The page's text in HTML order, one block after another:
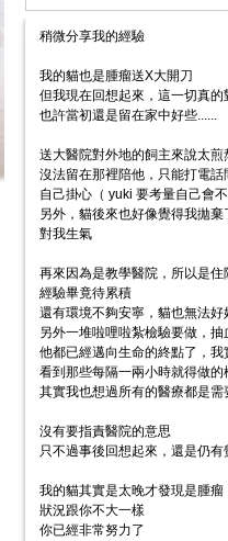
稍微分享我的經驗
我的貓也是腫瘤送X大開刀
但我現在回想起來，這一切真的
也許當初還是留在家中好些......
送大醫院對外地的飼主來說太煎
沒法留在那裡陪他，只能打電話
自己掛心（ yuki 要考量自己會
另外，貓後來也好像覺得我拋棄
對我生氣
再來因為是教學醫院，所以是
經驗畢竟待累積
還有環境不夠安寧，貓也無法好
另外一堆啦哩啦紮檢驗要做，抽
他都已經邁向生命的終點了，
看到那些每隔一兩小時就得做的
其實我也想過所有的醫療都是
沒有要指責醫院的意思
只不過事後回想起來，還是仍
我的貓其實是太晚才發現是腫瘤
狀況跟你不大一樣
你已經非常努力了